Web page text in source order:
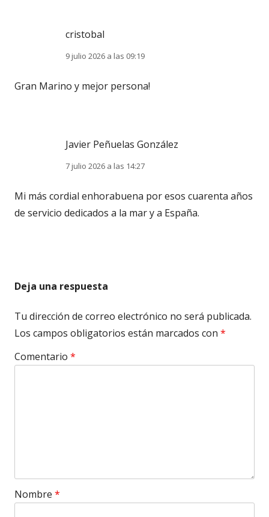
cristobal
9 julio 2026 a las 09:19
Gran Marino y mejor persona!
Javier Peñuelas González
7 julio 2026 a las 14:27
Mi más cordial enhorabuena por esos cuarenta años
de servicio dedicados a la mar y a España.
Deja una respuesta
Tu dirección de correo electrónico no será publicada.
Los campos obligatorios están marcados con *
Comentario *
Nombre *